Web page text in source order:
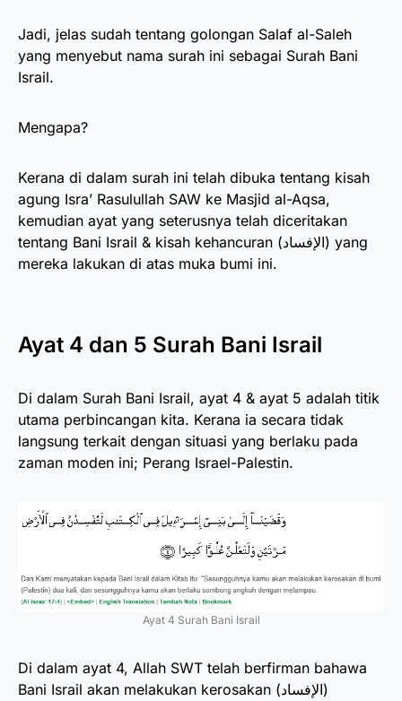
Jadi, jelas sudah tentang golongan Salaf al-Saleh
yang menyebut nama surah ini sebagai Surah Bani
Israil.
Mengapa?
Kerana di dalam surah ini telah dibuka tentang kisah
agung Isra’ Rasulullah SAW ke Masjid al-Aqsa,
kemudian ayat yang seterusnya telah diceritakan
tentang Bani Israil & kisah kehancuran (الإفساد) yang
mereka lakukan di atas muka bumi ini.
Ayat 4 dan 5 Surah Bani Israil
Di dalam Surah Bani Israil, ayat 4 & ayat 5 adalah titik
utama perbincangan kita. Kerana ia secara tidak
langsung terkait dengan situasi yang berlaku pada
zaman moden ini; Perang Israel-Palestin.
Ayat 4 Surah Bani Israil
Di dalam ayat 4, Allah SWT telah berfirman bahawa
Bani Israil akan melakukan kerosakan (الإفساد)